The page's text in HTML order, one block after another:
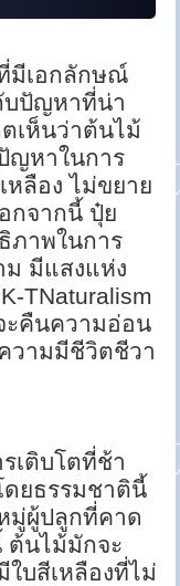
มีเอกลักษณ์
บปัญหาที่น่า
เห็นว่าต้นไม้
ญหาในการ
หลือง ไม่ขยาย
กจากนี้ ปุ๋ย
ภาพในการ
ม มีแสงแห่ง
TNaturalism
ะคืนความอ่อน
วามมีชีวิตชีวา
เติบโตที่ช้า
ดยธรรมชาตินี้
มู่ผู้ปลูกที่คาด
ต้นไม้มักจะ
บสีเหลืองที่ไม่